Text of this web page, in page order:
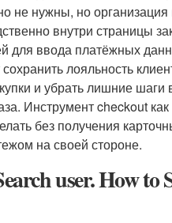
не нужны, но
внутри страницы
для ввода платёжных
лояльность
и убрать лишние шаги
Инструмент checkout как
без получения
на своей стороне.
user. How to